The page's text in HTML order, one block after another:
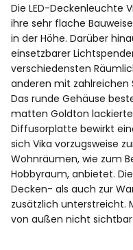
Die LED-Deckenleuchte
ihre sehr flache
in der Höhe. Darüber
einsetzbarer
verschiedensten
anderen mit zahlreichen
Das runde Gehäuse
matten Goldton
Diffusorplatte bewirkt
sich Vika vorzugsweise
Wohnräumen, wie zum
Hobbyraum, anbietet.
Decken- als auch zur
zusätzlich unterstreicht.
von außen nicht